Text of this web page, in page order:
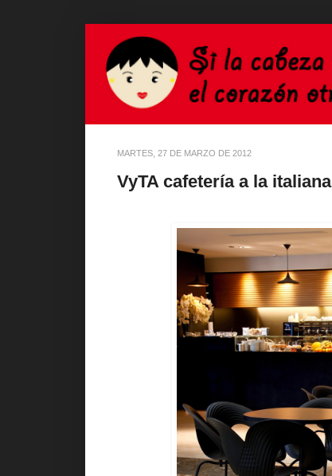
MARTES, 27 DE MARZO DE 2012
VyTA cafetería a la italiana